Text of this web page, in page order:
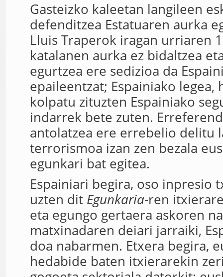
Gasteizko kaleetan langileen
defenditzea Estatuaren aurka
Lluis Traperok iragan urriaren
katalanen aurka ez bidaltzea
egurtzea ere sedizioa da
epaileentzat; Espainiako
kolpatu zituzten Espainiako
indarrek bete zuten.
antolatzea ere errebelio delitu
terrorismoa izan zen bezala
egunkari bat egitea.
Espainiari begira, oso inpresio
uzten dit Egunkaria-ren
eta egungo gertaera askoren
matxinadaren deiari jarraiki,
doa nabarmen. Etxera begira,
hedabide baten itxierarekin